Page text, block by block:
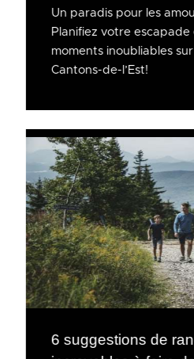
Un paradis pour les
Planifiez votre escapade
moments inoubliables
Cantons-de-l’Est!
6 suggestions de